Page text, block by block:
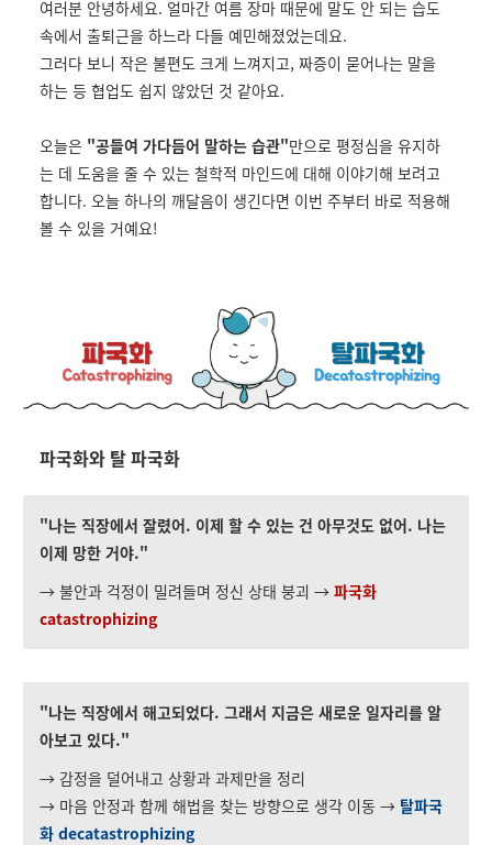
여러분 안녕하세요. 얼마간 여름 장마 때문에 말도 안 되는 습도
속에서 출퇴근을 하느라 다들 예민해졌었는데요.
그러다 보니 작은 불편도 크게 느껴지고, 짜증이 묻어나는 말을
하는 등 협업도 쉽지 않았던 것 같아요.
오늘은 "공들여 가다듬어 말하는 습관"만으로 평정심을 유지하
는 데 도움을 줄 수 있는 철학적 마인드에 대해 이야기해 보려고
합니다. 오늘 하나의 깨달음이 생긴다면 이번 주부터 바로 적용해
볼 수 있을 거예요!
파국화와 탈 파국화
"나는 직장에서 잘렸어. 이제 할 수 있는 건 아무것도 없어. 나는
이제 망한 거야."
→ 불안과 걱정이 밀려들며 정신 상태 붕괴 → 파국화
catastrophizing
"나는 직장에서 해고되었다. 그래서 지금은 새로운 일자리를 알
아보고 있다."
→ 감정을 덜어내고 상황과 과제만을 정리
→ 마음 안정과 함께 해법을 찾는 방향으로 생각 이동 → 탈파국
화 decatastrophizing